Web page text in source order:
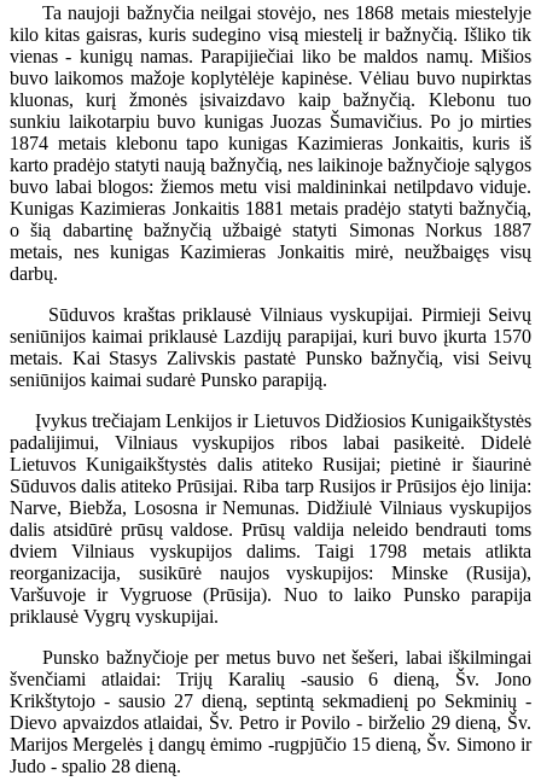
Ta naujoji bažnyčia neilgai stovėjo, nes 1868 metais miestelyje
kilo kitas gaisras, kuris sudegino visą miestelį ir bažnyčią. Išliko tik
vienas - kunigų namas. Parapijiečiai liko be maldos namų. Mišios
buvo laikomos mažoje koplytėlėje kapinėse. Vėliau buvo nupirktas
kluonas, kurį žmonės įsivaizdavo kaip bažnyčią. Klebonu tuo
sunkiu laikotarpiu buvo kunigas Juozas Šumavičius. Po jo mirties
1874 metais klebonu tapo kunigas Kazimieras Jonkaitis, kuris iš
karto pradėjo statyti naują bažnyčią, nes laikinoje bažnyčioje sąlygos
buvo labai blogos: žiemos metu visi maldininkai netilpdavo viduje.
Kunigas Kazimieras Jonkaitis 1881 metais pradėjo statyti bažnyčią,
o šią dabartinę bažnyčią užbaigė statyti Simonas Norkus 1887
metais, nes kunigas Kazimieras Jonkaitis mirė, neužbaigęs visų
darbų.
Sūduvos kraštas priklausė Vilniaus vyskupijai. Pirmieji Seivų
seniūnijos kaimai priklausė Lazdijų parapijai, kuri buvo įkurta 1570
metais. Kai Stasys Zalivskis pastatė Punsko bažnyčią, visi Seivų
seniūnijos kaimai sudarė Punsko parapiją.
Įvykus trečiajam Lenkijos ir Lietuvos Didžiosios Kunigaikštystės
padalijimui, Vilniaus vyskupijos ribos labai pasikeitė. Didelė
Lietuvos Kunigaikštystės dalis atiteko Rusijai; pietinė ir šiaurinė
Sūduvos dalis atiteko Prūsijai. Riba tarp Rusijos ir Prūsijos ėjo linija:
Narve, Biebža, Lososna ir Nemunas. Didžiulė Vilniaus vyskupijos
dalis atsidūrė prūsų valdose. Prūsų valdija neleido bendrauti toms
dviem Vilniaus vyskupijos dalims. Taigi 1798 metais atlikta
reorganizacija, susikūrė naujos vyskupijos: Minske (Rusija),
Varšuvoje ir Vygruose (Prūsija). Nuo to laiko Punsko parapija
priklausė Vygrų vyskupijai.
Punsko bažnyčioje per metus buvo net šešeri, labai iškilmingai
švenčiami atlaidai: Trijų Karalių -sausio 6 dieną, Šv. Jono
Krikštytojo - sausio 27 dieną, septintą sekmadienį po Sekminių -
Dievo apvaizdos atlaidai, Šv. Petro ir Povilo - birželio 29 dieną, Šv.
Marijos Mergelės į dangų ėmimo -rugpjūčio 15 dieną, Šv. Simono ir
Judo - spalio 28 dieną.